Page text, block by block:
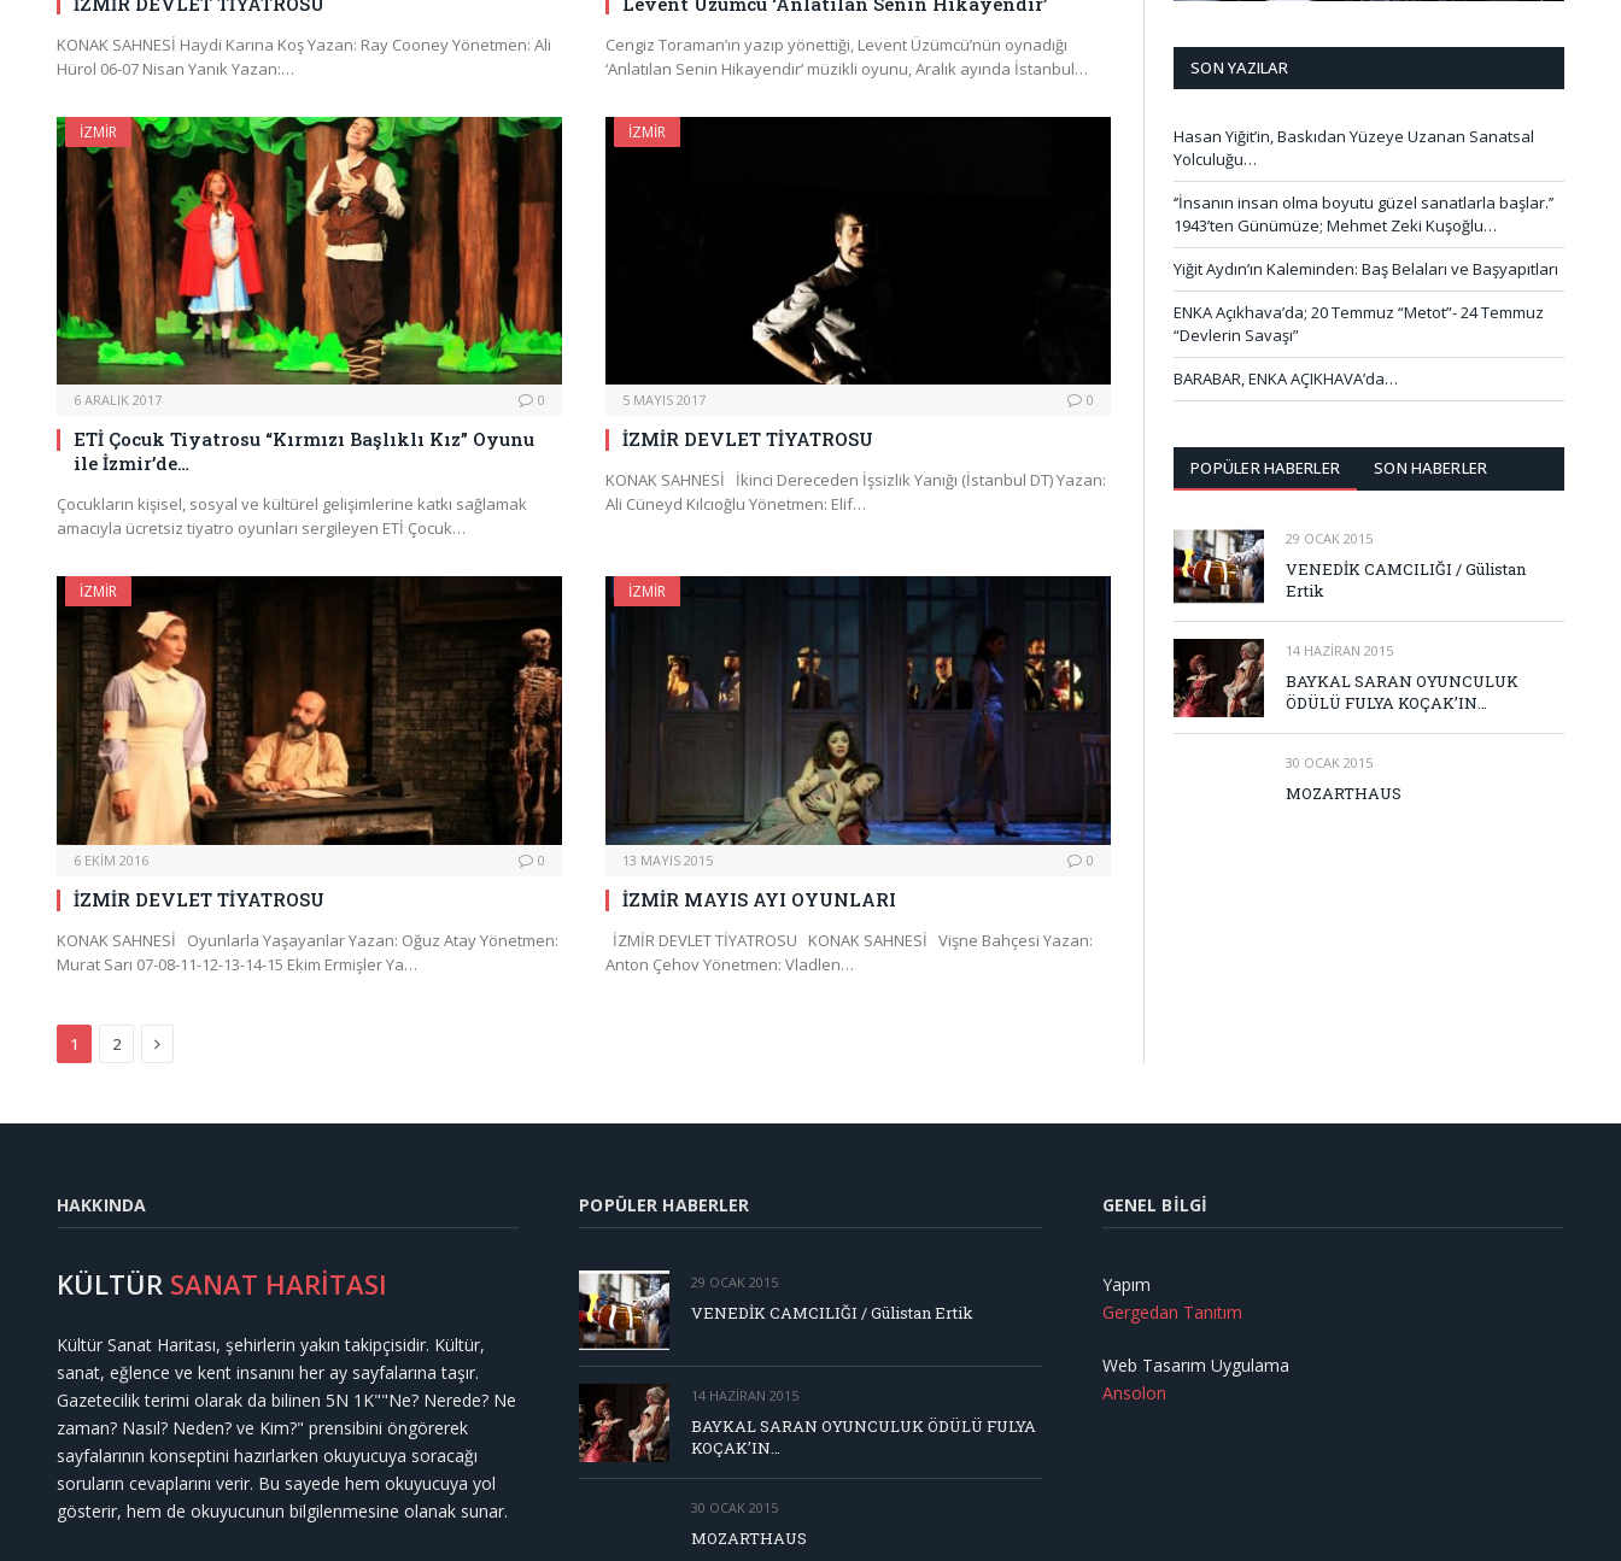
KONAK SAHNESİ Haydi Karına Koş Yazan: Ray Cooney Yönetmen: Ali
Hürol 06-07 Nisan Yanık Yazan:…
Cengiz Toraman’ın yazıp yönettiği, Levent Üzümcü’nün oynadığı
‘Anlatılan Senin Hikayendir’ müzikli oyunu, Aralık ayında İstanbul…
İZMIR
6 ARALIK 2017 0
ETİ Çocuk Tiyatrosu “Kırmızı Başlıklı Kız” Oyunu
ile İzmir’de…
Çocukların kişisel, sosyal ve kültürel gelişimlerine katkı sağlamak
amacıyla ücretsiz tiyatro oyunları sergileyen ETİ Çocuk…
İZMIR
5 MAYIS 2017 0
İZMİR DEVLET TİYATROSU
KONAK SAHNESİ İkinci Dereceden İşsizlik Yanığı (İstanbul DT) Yazan:
Ali Cüneyd Kılcıoğlu Yönetmen: Elif…
İZMIR
6 EKIM 2016 0
İZMİR DEVLET TİYATROSU
KONAK SAHNESİ Oyunlarla Yaşayanlar Yazan: Oğuz Atay Yönetmen:
Murat Sarı 07-08-11-12-13-14-15 Ekim Ermişler Ya…
İZMIR
13 MAYIS 2015 0
İZMİR MAYIS AYI OYUNLARI
İZMİR DEVLET TİYATROSU KONAK SAHNESİ Vişne Bahçesi Yazan:
Anton Çehov Yönetmen: Vladlen…
1 2 Next
SON YAZILAR
Hasan Yiğit’in, Baskıdan Yüzeye Uzanan Sanatsal
Yolculuğu…
‘’İnsanın insan olma boyutu güzel sanatlarla başlar.’’
1943’ten Günümüze; Mehmet Zeki Kuşoğlu…
Yiğit Aydın’ın Kaleminden: Baş Belaları ve Başyapıtları
ENKA Açıkhava’da; 20 Temmuz “Metot”- 24 Temmuz
“Devlerin Savaşı”
BARABAR, ENKA AÇIKHAVA’da…
POPÜLER HABERLER SON HABERLER
29 OCAK 2015
VENEDİK CAMCILIĞI / Gülistan
Ertik
14 HAZIRAN 2015
BAYKAL SARAN OYUNCULUK
ÖDÜLÜ FULYA KOÇAK’IN…
30 OCAK 2015
MOZARTHAUS
HAKKINDA
KÜLTÜR SANAT HARİTASI
Kültür Sanat Haritası, şehirlerin yakın takipçisidir. Kültür,
sanat, eğlence ve kent insanını her ay sayfalarına taşır.
Gazetecilik terimi olarak da bilinen 5N 1K""Ne? Nerede? Ne
zaman? Nasıl? Neden? ve Kim?" prensibini öngörerek
sayfalarının konseptini hazırlarken okuyucuya soracağı
soruların cevaplarını verir. Bu sayede hem okuyucuya yol
gösterir, hem de okuyucunun bilgilenmesine olanak sunar.
POPÜLER HABERLER
29 OCAK 2015
VENEDİK CAMCILIĞI / Gülistan Ertik
14 HAZIRAN 2015
BAYKAL SARAN OYUNCULUK ÖDÜLÜ FULYA
KOÇAK’IN…
30 OCAK 2015
MOZARTHAUS
GENEL BILGI
Yapım
Gergedan Tanıtım
Web Tasarım Uygulama
Ansolon